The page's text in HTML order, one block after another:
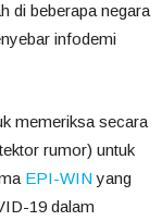
di beberapa negara
infodemi
memeriksa secara
rumor) untuk
EPI-WINyang
19 dalam